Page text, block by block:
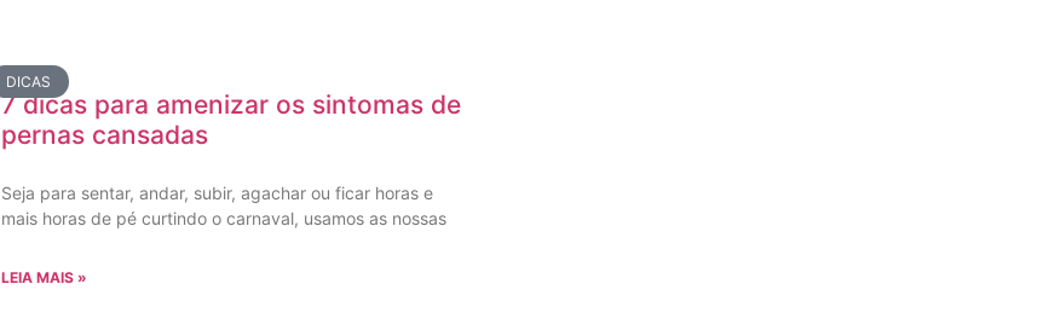
DICAS
7 dicas para amenizar os sintomas de
pernas cansadas
Seja para sentar, andar, subir, agachar ou ficar horas e
mais horas de pé curtindo o carnaval, usamos as nossas
LEIA MAIS »